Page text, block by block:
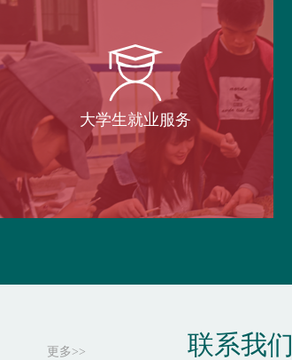
大学生就业服务
更多>> 联系我们